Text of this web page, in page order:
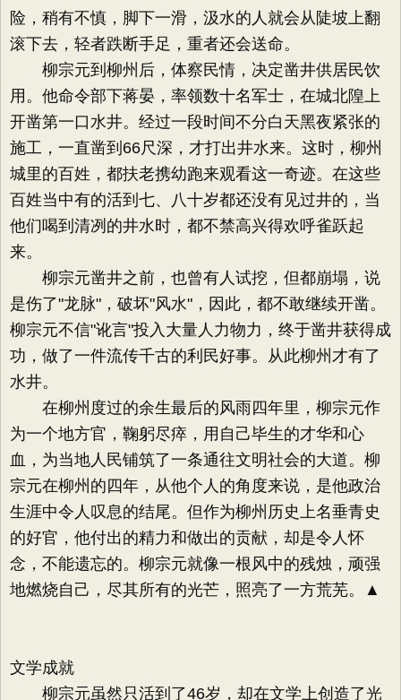
险，稍有不慎，脚下一滑，汲水的人就会从陡坡上翻
滚下去，轻者跌断手足，重者还会送命。
柳宗元到柳州后，体察民情，决定凿井供居民饮
用。他命令部下蒋晏，率领数十名军士，在城北隍上
开凿第一口水井。经过一段时间不分白天黑夜紧张的
施工，一直凿到66尺深，才打出井水来。这时，柳州
城里的百姓，都扶老携幼跑来观看这一奇迹。在这些
百姓当中有的活到七、八十岁都还没有见过井的，当
他们喝到清冽的井水时，都不禁高兴得欢呼雀跃起
来。
柳宗元凿井之前，也曾有人试挖，但都崩塌，说
是伤了"龙脉"，破坏"风水"，因此，都不敢继续开凿。
柳宗元不信"讹言"投入大量人力物力，终于凿井获得成
功，做了一件流传千古的利民好事。从此柳州才有了
水井。
在柳州度过的余生最后的风雨四年里，柳宗元作
为一个地方官，鞠躬尽瘁，用自己毕生的才华和心
血，为当地人民铺筑了一条通往文明社会的大道。柳
宗元在柳州的四年，从他个人的角度来说，是他政治
生涯中令人叹息的结尾。但作为柳州历史上名垂青史
的好官，他付出的精力和做出的贡献，却是令人怀
念，不能遗忘的。柳宗元就像一根风中的残烛，顽强
地燃烧自己，尽其所有的光芒，照亮了一方荒芜。▲
文学成就
柳宗元虽然只活到了46岁，却在文学上创造了光